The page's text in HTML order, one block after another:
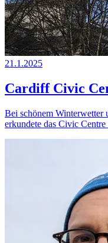
21.1.2025
Cardiff Civic
Bei schönem Winterwetter
erkundete das Civic